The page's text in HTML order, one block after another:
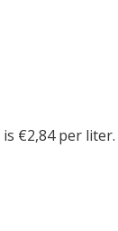
is €2,84 per liter.